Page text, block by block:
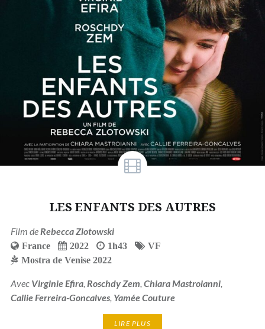
LES ENFANTS DES AUTRES
Film deRebecca Zlotowski
France 2022 1h43
VF
Mostra de Venise 2022
Avec Virginie Efira, Roschdy Zem, Chiara Mastroianni,
Callie Ferreira-Goncalves, Yamée Couture
LIRE PLUS